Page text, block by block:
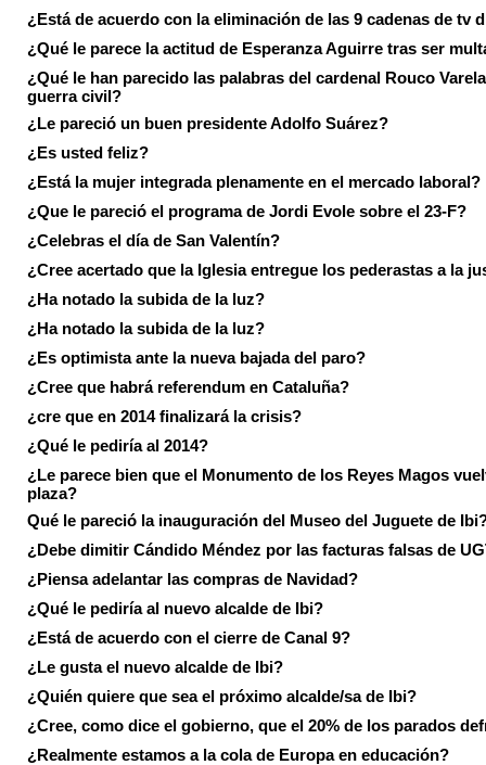
¿Está de acuerdo con la eliminación de las 9 cadenas de tv
¿Qué le parece la actitud de Esperanza Aguirre tras ser
¿Qué le han parecido las palabras del cardenal Rouco
guerra civil?
¿Le pareció un buen presidente Adolfo Suárez?
¿Es usted feliz?
¿Está la mujer integrada plenamente en el mercado laboral?
¿Que le pareció el programa de Jordi Evole sobre el 23-F?
¿Celebras el día de San Valentín?
¿Cree acertado que la Iglesia entregue los pederastas a la
¿Ha notado la subida de la luz?
¿Ha notado la subida de la luz?
¿Es optimista ante la nueva bajada del paro?
¿Cree que habrá referendum en Cataluña?
¿cre que en 2014 finalizará la crisis?
¿Qué le pediría al 2014?
¿Le parece bien que el Monumento de los Reyes Magos
plaza?
Qué le pareció la inauguración del Museo del Juguete de
¿Debe dimitir Cándido Méndez por las facturas falsas de
¿Piensa adelantar las compras de Navidad?
¿Qué le pediría al nuevo alcalde de Ibi?
¿Está de acuerdo con el cierre de Canal 9?
¿Le gusta el nuevo alcalde de Ibi?
¿Quién quiere que sea el próximo alcalde/sa de Ibi?
¿Cree, como dice el gobierno, que el 20% de los parados
¿Realmente estamos a la cola de Europa en educación?